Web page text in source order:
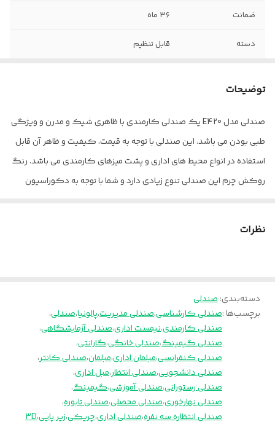
ضمانت 36 ماه
دسته قابل تنظیم
فوم نشیمن فوم سرد
جنس پایه فولاد کربن
توضیحات
صندلی مدل E420 یک صندلی کارمندی با ظاهری شیک و مدرن و ویژگی
طبی بودن می باشد. این صندلی با توجه به قیمت، کیفیت و ظاهر آن قابل
استفاده در انواع محیط های اداری و پشت میزهای کارمندی می باشد. رنگ
روکش چرم این صندلی تنوع زیادی دارد و شما با توجه به دکوراسیون
نظرات
دسته‌بندی:صندلی
برچسب‌ها :صندلی کارشناسی،صندلی مدیریت،پالونیا،صندلی،
صندلی کارمندی،نیمست اداری،صندلی آزمایشگاهی،
صندلی گیمینگ،صندلی خانگی،گارانتی،
صندلی کنفرانسی،مبلمان اداری،مبلمان،صندلی کانتر،
صندلی دانشجویی،صندلی انتظار،مبل اداری،
صندلی رستورانی،صندلی آموزشی،گیمینگ،
صندلی نهارخوری،صندلی محصلی،صندلی تابوره،
صندلی انتظاره سه نفره،صندلی اداری،چریکی،زیر پایی،3D